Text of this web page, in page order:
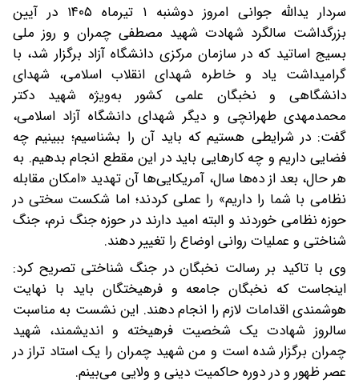
سردار یدالله جوانی امروز دوشنبه ۱ تیرماه ۱۴۰۵ در آیین
بزرگداشت سالگرد شهادت شهید مصطفی چمران و روز ملی
بسیج اساتید که در سازمان مرکزی دانشگاه آزاد برگزار شد، با
گرامیداشت یاد و خاطره شهدای انقلاب اسلامی، شهدای
دانشگاهی و نخبگان علمی کشور به‌ویژه شهید دکتر
محمدمهدی طهرانچی و دیگر شهدای دانشگاه آزاد اسلامی،
گفت: در شرایطی هستیم که باید آن را بشناسیم؛ ببینیم چه
فضایی داریم و چه کارهایی باید در این مقطع انجام بدهیم. به
هر حال، بعد از ده‌ها سال، آمریکایی‌ها آن تهدید «امکان مقابله
نظامی با شما را داریم» را عملی کردند؛ اما شکست سختی در
حوزه نظامی خوردند و البته امید دارند در حوزه جنگ نرم، جنگ
شناختی و عملیات روانی اوضاع را تغییر دهند.
وی با تاکید بر رسالت نخبگان در جنگ شناختی تصریح کرد:
اینجاست که نخبگان جامعه و فرهیختگان باید با نهایت
هوشمندی اقدامات لازم را انجام دهند. این نشست به مناسبت
سالروز شهادت یک شخصیت فرهیخته و اندیشمند، شهید
چمران برگزار شده است و من شهید چمران را یک استاد تراز در
عصر ظهور و در دوره حاکمیت دینی و ولایی می‌بینم.